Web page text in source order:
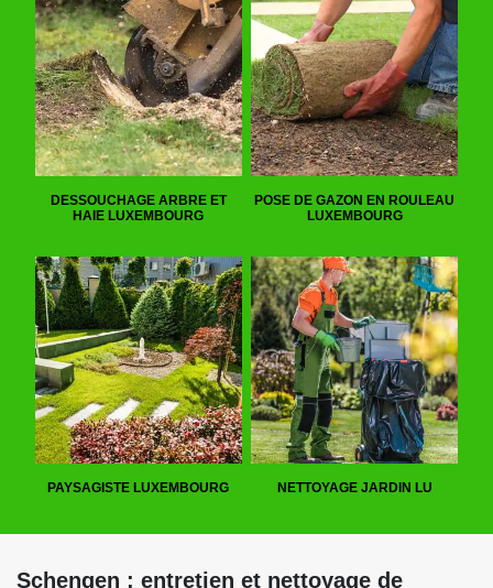
DESSOUCHAGE ARBRE ET
HAIE LUXEMBOURG
POSE DE GAZON EN ROULEAU
LUXEMBOURG
PAYSAGISTE LUXEMBOURG NETTOYAGE JARDIN LU
Schengen : entretien et nettoyage de